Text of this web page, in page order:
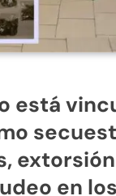
está
en